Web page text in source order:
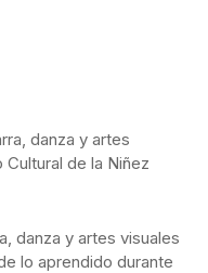
danza y artes
de la Niñez
danza y artes visuales
lo aprendido durante